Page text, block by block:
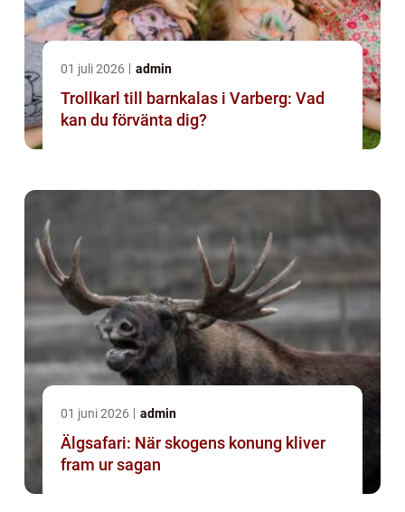
01 juli 2026 admin
Trollkarl till barnkalas i Varberg: Vad
kan du förvänta dig?
01 juni 2026 admin
Älgsafari: När skogens konung kliver
fram ur sagan